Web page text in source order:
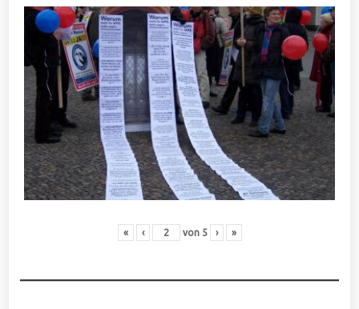
« ‹ von 5 › »